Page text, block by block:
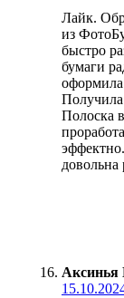
Лайк.
из
быстро
бумаги
оформила
Получила
Полоска
довольна
Аксинья